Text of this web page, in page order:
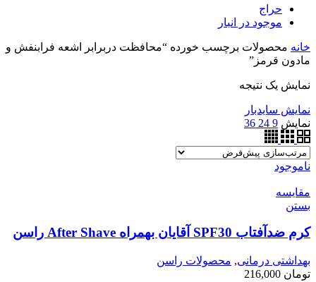
حراج
موجود در انبار
خانه محصولات برچسب خورده “محافظت دربرابر اشعه فرابنفش و
مادون قرمز”
نمایش یک نتیجه
نمایش سایدبار
نمایش 9
24
36
ناموجود
مقایسه
بستن
کرم ضدآفتاب SPF30 آقایان بهمراه After Shave راسن
بهداشتی درمانی, محصولات راسن
تومان